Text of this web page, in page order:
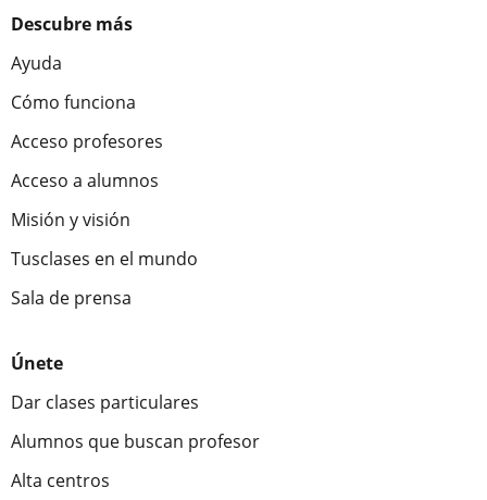
Descubre más
Ayuda
Cómo funciona
Acceso profesores
Acceso a alumnos
Misión y visión
Tusclases en el mundo
Sala de prensa
Únete
Dar clases particulares
Alumnos que buscan profesor
Alta centros